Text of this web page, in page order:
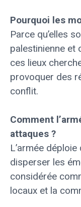
Pourquoi les
Parce qu’elles
palestinienne et
ces lieux
provoquer des
conflit.
Comment
attaques ?
L’armée
disperser les
considérée
locaux et la